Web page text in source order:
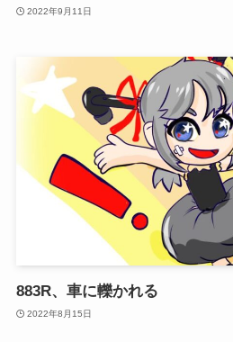
2022年9月11日
883R、車に轢かれる
2022年8月15日